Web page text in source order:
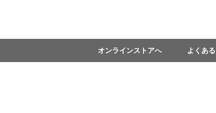
オンラインストアへ よくあ